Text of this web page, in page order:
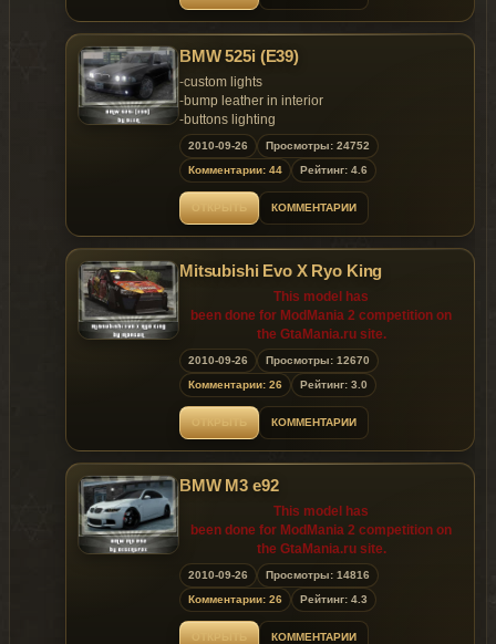
BMW 525i (E39)
-custom lights
-bump leather in interior
-buttons lighting
-indicators on panel
-2 extras:
-beer in boot (by Sirano Vabis)
-bag in boot (by Rockstar Games)
-Mcintosh audiosystem
-damageable sunroof
-quality dirt
-optimized LOD's:
-LOD 0 - 71.489
-LOD 1 - 56.844
-clean log(Messaging bar) after export
This model has
been done for ModMania 2 competition on
the GtaMania.ru site.
Releasing the model on other sites until
10.03.2010 (the 3rd
of October 2010) is prohibited!
2010-09-26
Просмотры: 24752
Комментарии: 44
Рейтинг: 4.6
КОММЕНТАРИИ
Mitsubishi Evo X Ryo King
This model has
been done for ModMania 2 competition on
the GtaMania.ru site.
Releasing the model on other sites until
10.03.2010 (the 3rd
of October 2010) is prohibited!
2010-09-26
Просмотры: 12670
Комментарии: 26
Рейтинг: 3.0
КОММЕНТАРИИ
BMW M3 e92
This model has
been done for ModMania 2 competition on
the GtaMania.ru site.
Releasing the model on other sites until
10.03.2010 (the 3rd
of October 2010) is prohibited!
2010-09-26
Просмотры: 14816
Комментарии: 26
Рейтинг: 4.3
КОММЕНТАРИИ